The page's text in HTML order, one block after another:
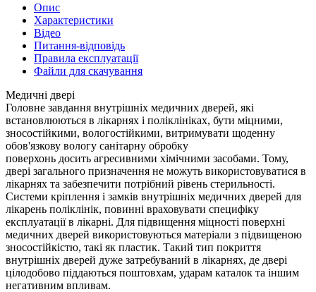
Опис
Характеристики
Відео
Питання-відповідь
Правила експлуатації
Файли для скачування
Медичні двері
Головне завдання внутрішніх медичних дверей, які
встановлюються в лікарнях і поліклініках, бути міцними,
зносостійкими, вологостійкими, витримувати щоденну
обов'язкову вологу санітарну обробку
поверхонь досить агресивними хімічними засобами. Тому,
двері загального призначення не можуть використовуватися в
лікарнях та забезпечити потрібний рівень стерильності.
Системи кріплення і замків внутрішніх медичних дверей для
лікарень поліклінік, повинні враховувати специфіку
експлуатації в лікарні. Для підвищення міцності поверхні
медичних дверей використовуються матеріали з підвищеною
зносостійкістю, такі як пластик. Такий тип покриття
внутрішніх дверей дуже затребуваний в лікарнях, де двері
цілодобово піддаються поштовхам, ударам каталок та іншим
негативним впливам.